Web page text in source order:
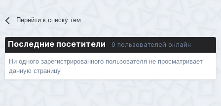
Перейти к списку тем
Последние посетители 0 пользователей онлайн
Ни одного зарегистрированного пользователя не просматривает
данную страницу